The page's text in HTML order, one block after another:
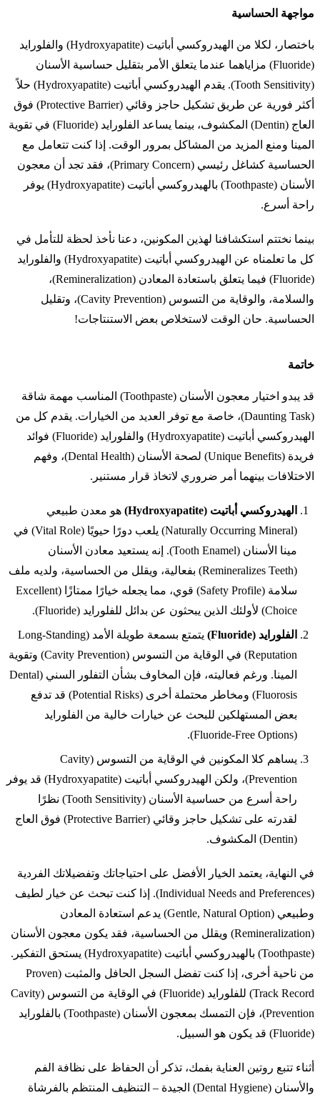
مواجهة الحساسية
باختصار، لكلا من الهيدروكسي أباتيت (Hydroxyapatite) والفلورايد
(Fluoride) مزاياهما عندما يتعلق الأمر بتقليل حساسية الأسنان
(Tooth Sensitivity). يقدم الهيدروكسي أباتيت (Hydroxyapatite) حلاً
أكثر فورية عن طريق تشكيل حاجز وقائي (Protective Barrier) فوق
العاج (Dentin) المكشوف، بينما يساعد الفلورايد (Fluoride) في تقوية
المينا ومنع المزيد من المشاكل بمرور الوقت. إذا كنت تتعامل مع
الحساسية كشاغل رئيسي (Primary Concern)، فقد تجد أن معجون
الأسنان (Toothpaste) بالهيدروكسي أباتيت (Hydroxyapatite) يوفر
راحة أسرع.
بينما نختتم استكشافنا لهذين المكونين، دعنا نأخذ لحظة للتأمل في
كل ما تعلمناه عن الهيدروكسي أباتيت (Hydroxyapatite) والفلورايد
(Fluoride) فيما يتعلق باستعادة المعادن (Remineralization)،
والسلامة، والوقاية من التسوس (Cavity Prevention)، وتقليل
الحساسية. حان الوقت لاستخلاص بعض الاستنتاجات!
خاتمة
قد يبدو اختيار معجون الأسنان (Toothpaste) المناسب مهمة شاقة
(Daunting Task)، خاصة مع توفر العديد من الخيارات. يقدم كل من
الهيدروكسي أباتيت (Hydroxyapatite) والفلورايد (Fluoride) فوائد
فريدة (Unique Benefits) لصحة الأسنان (Dental Health)، وفهم
الاختلافات بينهما أمر ضروري لاتخاذ قرار مستنير.
الهيدروكسي أباتيت (Hydroxyapatite)
هو معدن طبيعي
(Naturally Occurring Mineral) يلعب دورًا حيويًا (Vital Role) في
مينا الأسنان (Tooth Enamel). إنه يستعيد معادن الأسنان
(Remineralizes Teeth) بفعالية، ويقلل من الحساسية، ولديه ملف
سلامة (Safety Profile) قوي، مما يجعله خيارًا ممتازًا (Excellent
Choice) لأولئك الذين يبحثون عن بدائل للفلورايد (Fluoride).
الفلورايد (Fluoride)
يتمتع بسمعة طويلة الأمد (Long-Standing
Reputation) في الوقاية من التسوس (Cavity Prevention) وتقوية
المينا. ورغم فعاليته، فإن المخاوف بشأن التفلور السني (Dental
Fluorosis) ومخاطر محتملة أخرى (Potential Risks) قد تدفع
بعض المستهلكين للبحث عن خيارات خالية من الفلورايد
(Fluoride-Free Options).
يساهم كلا المكونين في الوقاية من التسوس (Cavity
Prevention)، ولكن الهيدروكسي أباتيت (Hydroxyapatite) قد يوفر
راحة أسرع من حساسية الأسنان (Tooth Sensitivity) نظرًا
لقدرته على تشكيل حاجز وقائي (Protective Barrier) فوق العاج
(Dentin) المكشوف.
في النهاية، يعتمد الخيار الأفضل على احتياجاتك وتفضيلاتك الفردية
(Individual Needs and Preferences). إذا كنت تبحث عن خيار لطيف
وطبيعي (Gentle, Natural Option) يدعم استعادة المعادن
(Remineralization) ويقلل من الحساسية، فقد يكون معجون الأسنان
(Toothpaste) بالهيدروكسي أباتيت (Hydroxyapatite) يستحق التفكير.
من ناحية أخرى، إذا كنت تفضل السجل الحافل والمثبت (Proven
Track Record) للفلورايد (Fluoride) في الوقاية من التسوس (Cavity
Prevention)، فإن التمسك بمعجون الأسنان (Toothpaste) بالفلورايد
(Fluoride) قد يكون هو السبيل.
أثناء تتبع روتين العناية بفمك، تذكر أن الحفاظ على نظافة الفم
والأسنان (Dental Hygiene) الجيدة – التنظيف المنتظم بالفرشاة